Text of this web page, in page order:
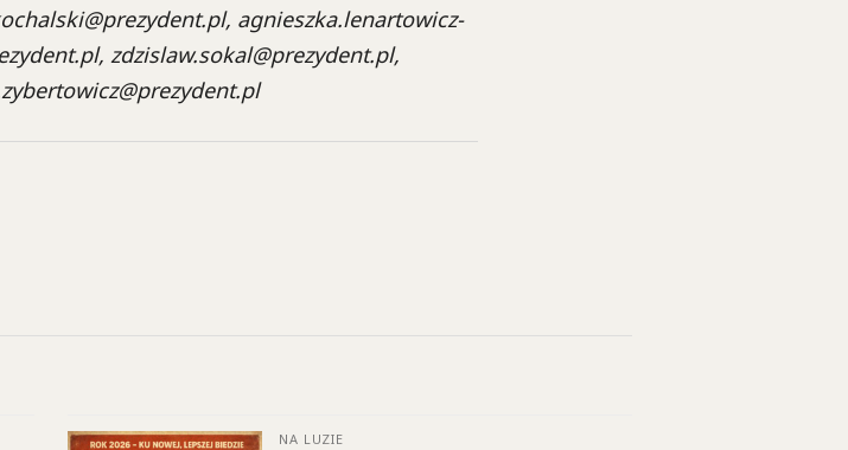
agnieszka.lenartowicz-
zdzislaw.sokal@prezydent.pl,
NA LUZIE